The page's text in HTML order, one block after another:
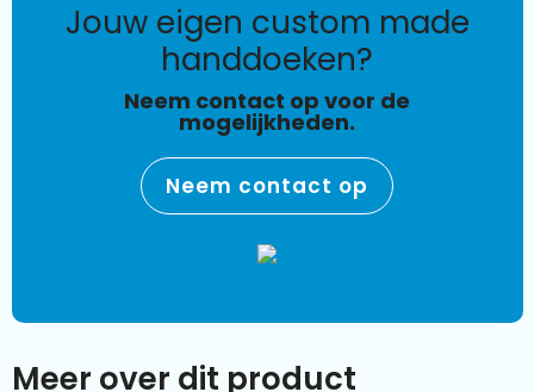
jouw eigen custom made
handdoeken?
Neem contact op voor de
mogelijkheden.
Neem contact op
Meer over dit product